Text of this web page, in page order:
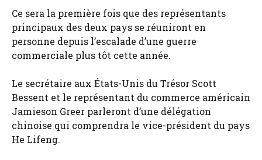
Ce sera la première fois que des représentants
principaux des deux pays se réuniront en
personne depuis l’escalade d’une guerre
commerciale plus tôt cette année.
Le secrétaire aux États-Unis du Trésor Scott
Bessent et le représentant du commerce américain
Jamieson Greer parleront d’une délégation
chinoise qui comprendra le vice-président du pays
He Lifeng.